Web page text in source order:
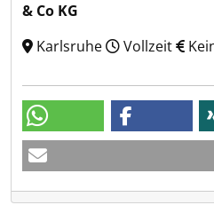
& Co KG
Karlsruhe
Vollzeit